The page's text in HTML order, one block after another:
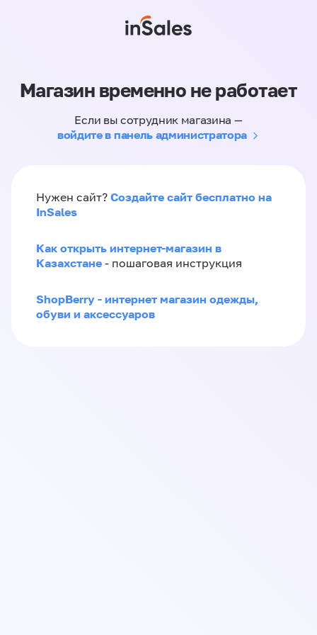
Магазин временно не работает
Если вы сотрудник магазина —
войдите в панель администратора
Нужен сайт? Создайте сайт бесплатно на
InSales
Как открыть интернет-магазин в
Казахстане - пошаговая инструкция
ShopBerry - интернет магазин одежды,
обуви и аксессуаров